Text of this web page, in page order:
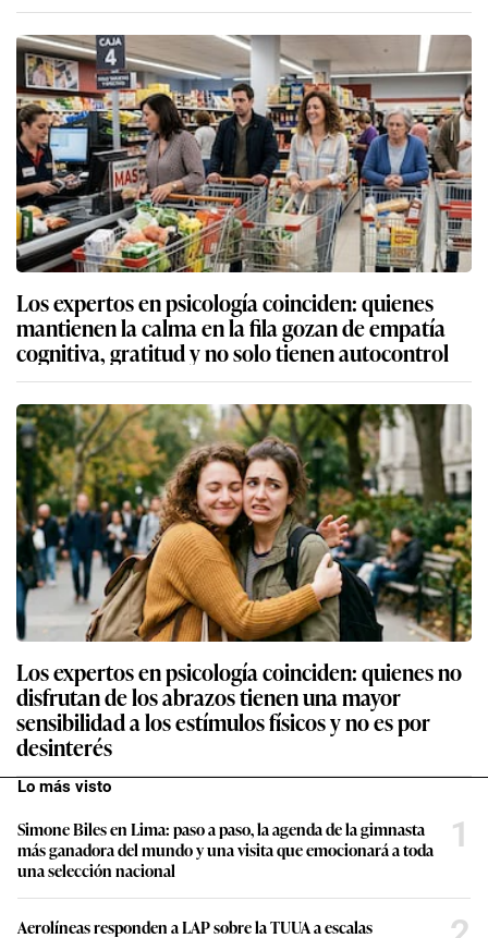
Los expertos en psicología coinciden: quienes
mantienen la calma en la fila gozan de empatía
cognitiva, gratitud y no solo tienen autocontrol
Los expertos en psicología coinciden: quienes no
disfrutan de los abrazos tienen una mayor
sensibilidad a los estímulos físicos y no es por
desinterés
Lo más visto
Simone Biles en Lima: paso a paso, la agenda de la gimnasta
más ganadora del mundo y una visita que emocionará a toda
una selección nacional
1
Aerolíneas responden a LAP sobre la TUUA a escalas